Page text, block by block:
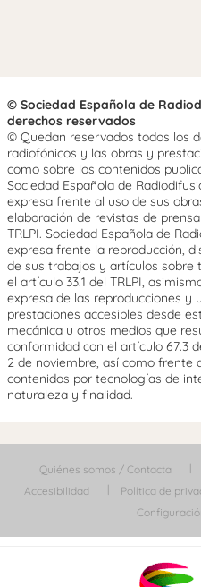
© Sociedad Española de
derechos reservados
© Quedan reservados todos los
radiofónicos y las obras y
como sobre los contenidos
Sociedad Española de
expresa frente al uso de sus
elaboración de revistas de
TRLPI. Sociedad Española de
expresa frente la reproducción,
de sus trabajos y artículos sobre
el artículo 33.1 del TRLPI,
expresa de las reproducciones y
prestaciones accesibles desde
mecánica u otros medios que
conformidad con el artículo 67.3
2 de noviembre, así como frente
contenidos por tecnologías de
naturaleza y finalidad.
Quiénes somos / Contacta
Accesibilidad
Política de